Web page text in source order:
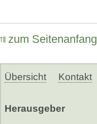
zum Seitenanfang
Übersicht Kontakt
Herausgeber